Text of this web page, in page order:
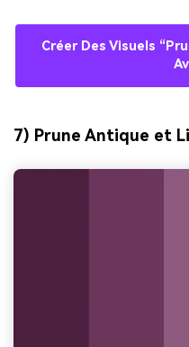
Créer Des Visuels
7) Prune Antique et